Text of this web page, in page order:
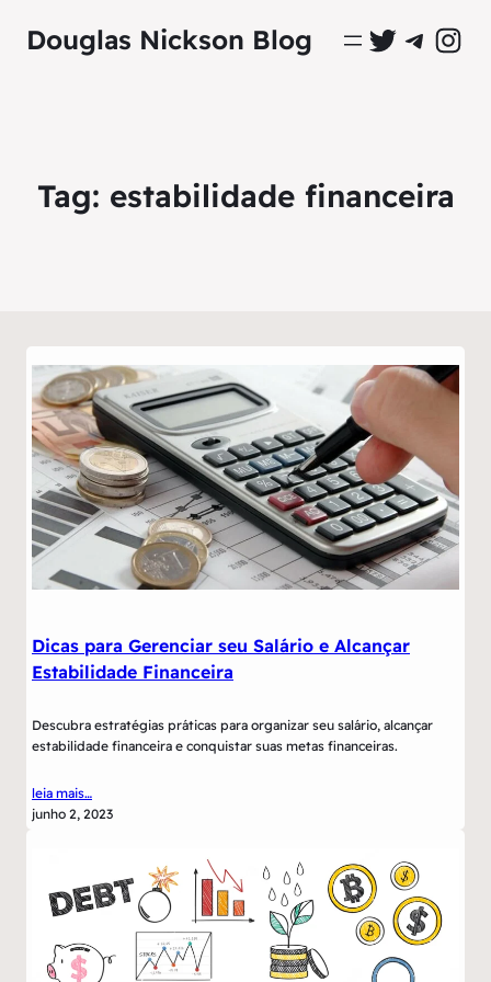
Douglas Nickson Blog Perfil Oficial no Twitter
Grupo Oficial no
Perfil
Tag: estabilidade financeira
Dicas para Gerenciar seu Salário e Alcançar
Estabilidade Financeira
Descubra estratégias práticas para organizar seu salário, alcançar
estabilidade financeira e conquistar suas metas financeiras.
leia mais…
junho 2, 2023